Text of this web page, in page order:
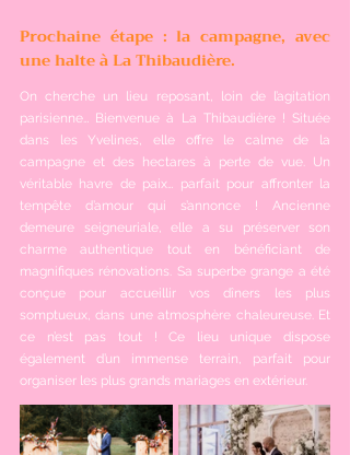
Prochaine étape : la campagne, avec
une halte à La Thibaudière.
On cherche un lieu reposant, loin de l’agitation
parisienne… Bienvenue à La Thibaudière ! Située
dans les Yvelines, elle offre le calme de la
campagne et des hectares à perte de vue. Un
véritable havre de paix… parfait pour affronter la
tempête d’amour qui s’annonce ! Ancienne
demeure seigneuriale, elle a su préserver son
charme authentique tout en bénéficiant de
magnifiques rénovations. Sa superbe grange a été
conçue pour accueillir vos dîners les plus
somptueux, dans une atmosphère chaleureuse. Et
ce n’est pas tout ! Ce lieu unique dispose
également d’un immense terrain, parfait pour
organiser les plus grands mariages en extérieur.